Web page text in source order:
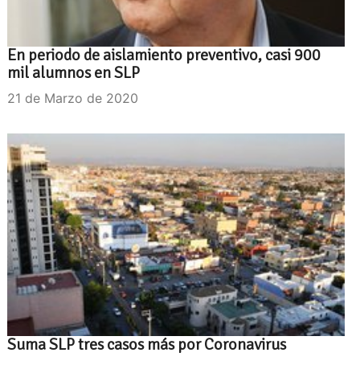
En periodo de aislamiento preventivo, casi 900
mil alumnos en SLP
21 de Marzo de 2020
Suma SLP tres casos más por Coronavirus